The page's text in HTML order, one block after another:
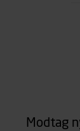
Modtag